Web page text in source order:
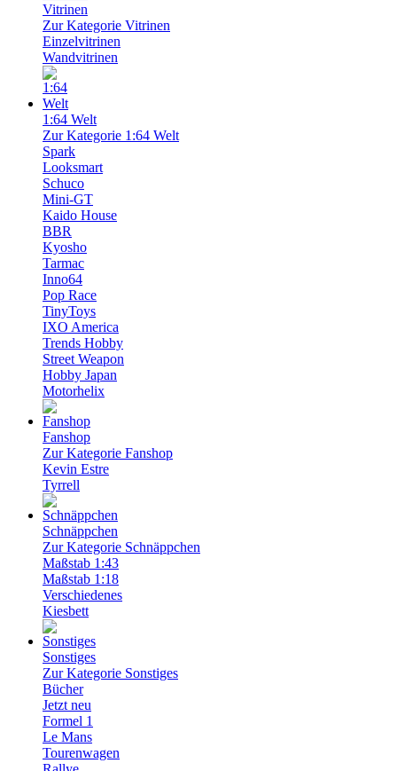
Vitrinen
Zur Kategorie Vitrinen
Einzelvitrinen
Wandvitrinen
1:64 Welt
Zur Kategorie 1:64 Welt
Spark
Looksmart
Schuco
Mini-GT
Kaido House
BBR
Kyosho
Tarmac
Inno64
Pop Race
TinyToys
IXO America
Trends Hobby
Street Weapon
Hobby Japan
Motorhelix
Fanshop
Zur Kategorie Fanshop
Kevin Estre
Tyrrell
Schnäppchen
Zur Kategorie Schnäppchen
Maßstab 1:43
Maßstab 1:18
Verschiedenes
Kiesbett
Sonstiges
Zur Kategorie Sonstiges
Bücher
Jetzt neu
Formel 1
Le Mans
Tourenwagen